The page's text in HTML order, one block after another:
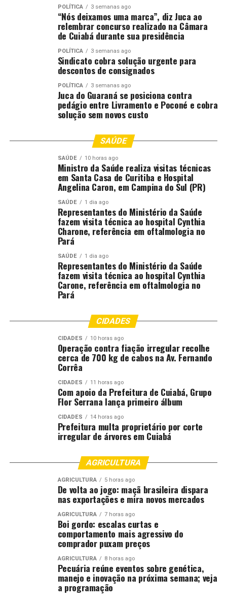
de deslocamento.
Como funciona –O cidadão envolvido em
acidente de trânsito sem vítimas pode
acessar o Portal do TJMT, na área Portais
Temáticos, e selecionar o SAI Virtual. No
ambiente digital é possível registrar a
ocorrência, preencher os formulários e participar da
audiência de conciliação por videoconferência.
firmados podem ser homologados por sentença judicial,
desde que atendidos os requisitos legais.
Veja em quais situações o SAI pode ser acionado
Autor: Alcione dos Anjos
Departamento: Assessoria de Comunicação da CGJ-
[email protected]
Fonte:Tribunal de Justiça de MT – MT
Comentários
RELATED TOPICS: ACIDENTE ACORDO
GARANTE HORA MATO
MATO-GROSSO
MENOS MT SAI TRÂNSITO
UMA
Justiça em Números: Primeiro Grau do TJMT alcança
Tribunal de Justiça fortalece inclusão com criação do
Núcleo de Acessibilidade
POLÍTICA 3 semanas ago
“Nós deixamos uma marca”, diz Juca ao
relembrar concurso realizado na Câmara
de Cuiabá durante sua presidência
POLÍTICA 3 semanas ago
Sindicato cobra solução urgente para
descontos de consignados
POLÍTICA 3 semanas ago
Juca do Guaraná se posiciona contra
pedágio entre Livramento e Poconé e cobra
solução sem novos custo
SAÚDE
SAÚDE 10 horas ago
Ministro da Saúde realiza visitas técnicas
em Santa Casa de Curitiba e Hospital
Angelina Caron, em Campina do Sul (PR)
SAÚDE 1 dia ago
Representantes do Ministério da Saúde
fazem visita técnica ao hospital Cynthia
Charone, referência em oftalmologia no
Pará
SAÚDE 1 dia ago
Representantes do Ministério da Saúde
fazem visita técnica ao hospital Cynthia
Carone, referência em oftalmologia no
Pará
CIDADES
CIDADES 10 horas ago
Operação contra fiação irregular recolhe
cerca de 700 kg de cabos na Av. Fernando
Corrêa
CIDADES 11 horas ago
Com apoio da Prefeitura de Cuiabá, Grupo
Flor Serrana lança primeiro álbum
CIDADES 14 horas ago
Prefeitura multa proprietário por corte
irregular de árvores em Cuiabá
AGRICULTURA
AGRICULTURA 5 horas ago
De volta ao jogo: maçã brasileira dispara
nas exportações e mira novos mercados
AGRICULTURA 7 horas ago
Boi gordo: escalas curtas e
comportamento mais agressivo do
comprador puxam preços
AGRICULTURA 8 horas ago
Pecuária reúne eventos sobre genética,
manejo e inovação na próxima semana; veja
a programação